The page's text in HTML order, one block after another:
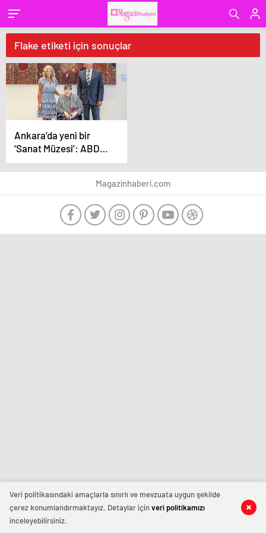
Flake etiketi için sonuçlar
Ankara’da yeni bir
‘Sanat Müzesi’: ABD
Büyükelçiliği
Magazinhaberi.com
Veri politikasındaki amaçlarla sınırlı ve mevzuata uygun şekilde
çerez konumlandırmaktayız. Detaylar içinveri politikamızı
inceleyebilirsiniz.